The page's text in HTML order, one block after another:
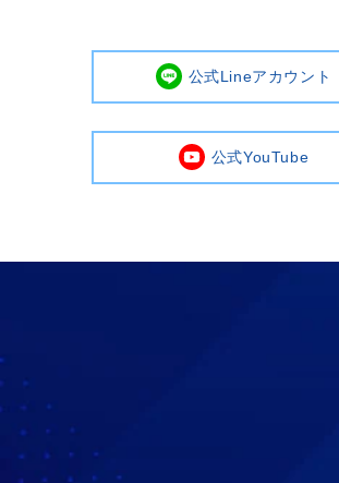
公式Lineアカウント
公式YouTube